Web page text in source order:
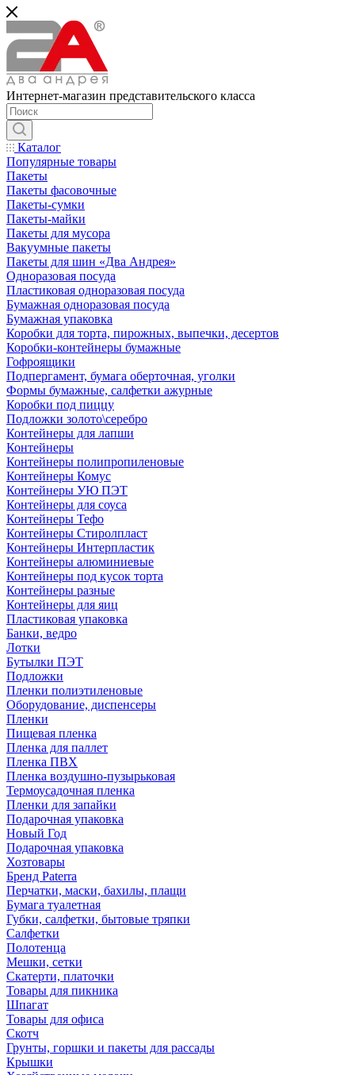
Интернет-магазин представительского класса
Каталог
Популярные товары
Пакеты
Пакеты фасовочные
Пакеты-сумки
Пакеты-майки
Пакеты для мусора
Вакуумные пакеты
Пакеты для шин «Два Андрея»
Одноразовая посуда
Пластиковая одноразовая посуда
Бумажная одноразовая посуда
Бумажная упаковка
Коробки для торта, пирожных, выпечки, десертов
Коробки-контейнеры бумажные
Гофроящики
Подпергамент, бумага оберточная, уголки
Формы бумажные, салфетки ажурные
Коробки под пиццу
Подложки золото\серебро
Контейнеры для лапши
Контейнеры
Контейнеры полипропиленовые
Контейнеры Комус
Контейнеры УЮ ПЭТ
Контейнеры для соуса
Контейнеры Тефо
Контейнеры Стиролпласт
Контейнеры Интерпластик
Контейнеры алюминиевые
Контейнеры под кусок торта
Контейнеры разные
Контейнеры для яиц
Пластиковая упаковка
Банки, ведро
Лотки
Бутылки ПЭТ
Подложки
Пленки полиэтиленовые
Оборудование, диспенсеры
Пленки
Пищевая пленка
Пленка для паллет
Пленка ПВХ
Пленка воздушно-пузырьковая
Термоусадочная пленка
Пленки для запайки
Подарочная упаковка
Новый Год
Подарочная упаковка
Хозтовары
Бренд Paterra
Перчатки, маски, бахилы, плащи
Бумага туалетная
Губки, салфетки, бытовые тряпки
Салфетки
Полотенца
Мешки, сетки
Скатерти, платочки
Товары для пикника
Шпагат
Товары для офиса
Скотч
Грунты, горшки и пакеты для рассады
Крышки